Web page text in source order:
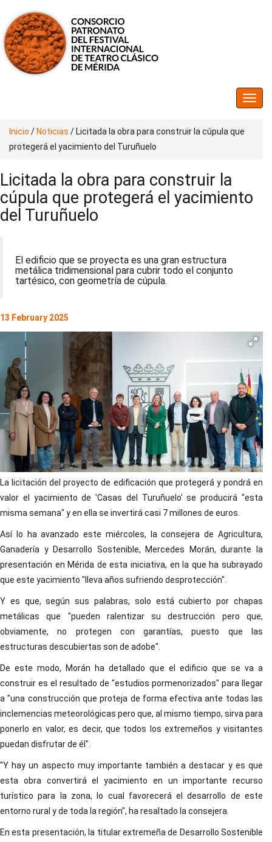
Inicio / Noticias / Licitada la obra para construir la cúpula que
protegerá el yacimiento del Turuñuelo
Licitada la obra para construir la
cúpula que protegerá el yacimiento
del Turuñuelo
El edificio que se proyecta es una gran estructura
metálica tridimensional para cubrir todo el conjunto
tartésico, con geometría de cúpula.
13 February 2025
La licitación del proyecto de edificación que protegerá y pondrá en
valor el yacimiento de 'Casas del Turuñuelo' se producirá "esta
misma semana" y en ella se invertirá casi 7 millones de euros.
Así lo ha avanzado este miércoles, la consejera de Agricultura,
Ganadería y Desarrollo Sostenible, Mercedes Morán, durante la
presentación en Mérida de esta iniciativa, en la que ha subrayado
que este yacimiento "lleva años sufriendo desprotección".
Y es que, según sus palabras, solo está cubierto por chapas
metálicas que "pueden ralentizar su destrucción pero que,
obviamente, no protegen con garantías, puesto que las
estructuras descubiertas son de adobe".
De este modo, Morán ha detallado que el edificio que se va a
construir es el resultado de "estudios pormenorizados" para llegar
a "una construcción que proteja de forma efectiva ante todas las
inclemencias meteorológicas pero que, al mismo tiempo, sirva para
ponerlo en valor, es decir, que todos los extremeños y visitantes
puedan disfrutar de él".
"Y hay un aspecto muy importante también a destacar y es que
esta obra convertirá el yacimiento en un importante recurso
turístico para la zona, lo cual favorecerá el desarrollo de este
entorno rural y de toda la región", ha resaltado la consejera.
En esta presentación, la titular extremeña de Desarrollo Sostenible